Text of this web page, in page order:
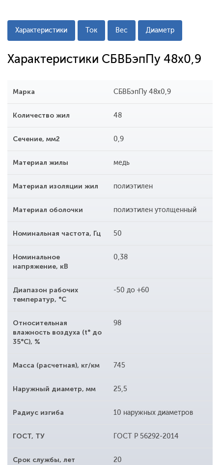
Характеристики Ток Вес Диаметр
Характеристики СБВБэпПу 48х0,9
Марка СБВБэпПу 48х0,9
Количество жил 48
Сечение, мм2 0,9
Материал жилы медь
Материал изоляции жил полиэтилен
Материал оболочки полиэтилен утолщенный
Номинальная частота, Гц 50
Номинальное
напряжение, кВ
0,38
Диапазон рабочих
температур, °С
-50 до +60
Относительная
влажность воздуха (t° до
35°С), %
98
Масса (расчетная), кг/км 745
Наружный диаметр, мм 25,5
Радиус изгиба 10 наружных диаметров
ГОСТ, ТУ ГОСТ Р 56292-2014
Срок службы, лет 20